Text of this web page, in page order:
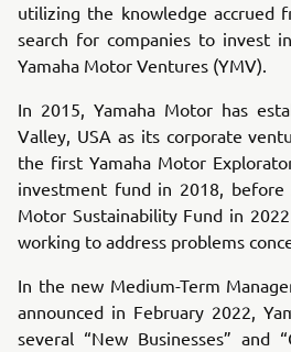
utilizing the knowledge accrued
search for companies to invest
Yamaha Motor Ventures (YMV).
In 2015, Yamaha Motor has
Valley, USA as its corporate
the first Yamaha Motor
investment fund in 2018, before
Motor Sustainability Fund in
working to address problems
In the new Medium-Term
announced in February 2022,
several “New Businesses” and